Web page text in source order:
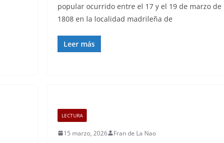
popular ocurrido entre el 17 y el 19 de marzo de
1808 en la localidad madrileña de
Leer más
LECTURA
15 marzo, 2026 Fran de La Nao